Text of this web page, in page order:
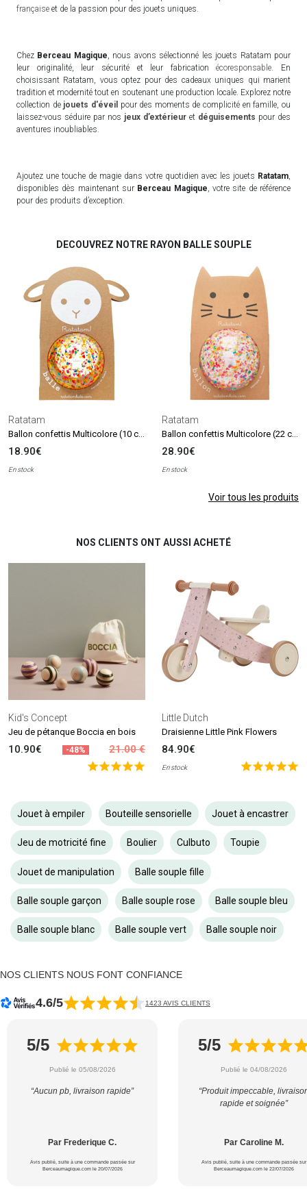
française et de la passion pour des jouets uniques.
Chez Berceau Magique , nous avons sélectionné les jouets Ratatam pour
leur originalité, leur sécurité et leur fabricationécoresponsable . En
choisissant Ratatam, vous optez pour des cadeaux uniques qui marient
tradition et modernité tout en soutenant une production locale. Explorez notre
collection de jouets d'éveil pour des moments de complicité en famille, ou
laissez-vous séduire par nos jeux d’extérieur et déguisements pour des
aventures inoubliables.
Ajoutez une touche de magie dans votre quotidien avec les jouets Ratatam
disponibles dès maintenant sur Berceau Magique , votre site de référence
pour des produits d’exception.
DECOUVREZ NOTRE RAYON BALLE SOUPLE
Ratatam
18.90€
En stock
Ratatam
28.90€
En stock
Voir tous les produits
NOS CLIENTS ONT AUSSI ACHETÉ
Kid's Concept
Jeu de pétanque Boccia en bois
10.90€ -48% 21.00 €
Little Dutch
Draisienne Little Pink Flowers
84.90€
En stock
Jouet à empiler Bouteille sensorielle Jouet à encastrer
Jeu de motricité fine Boulier Culbuto Toupie
Jouet de manipulation Balle souple fille
Balle souple garçon Balle souple rose Balle souple bleu
Balle souple blanc Balle souple vert Balle souple noir
NOS CLIENTS NOUS FONT CONFIANCE
4.6/5 1423 AVIS CLIENTS
5/5
Publié le 05/08/2026
“Aucun pb, livraison rapide”
Par Frederique C.
Avis publié, suite à une commande passée sur
Berceaumagique.com le 20/07/2026
5/5
Publié le 04/08/2026
“Produit impeccable,
rapide et soignée”
Par Caroline M.
Avis publié, suite à une commande passée sur
Berceaumagique.com le 22/07/2026